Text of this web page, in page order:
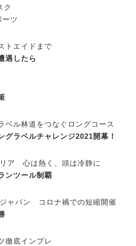
ク
ーツ
トエイドまで
遇したら
ベル林道をつなぐロングコース
グラベルチャレンジ2021開幕！
ア 心は熱く、頭は冷静に
ンツール制覇
ャパン コロナ禍での短縮開催
徹底インプレ